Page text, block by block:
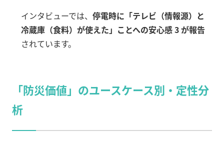
インタビューでは、 停電時に「テレビ（情報源）と
冷蔵庫（食料）が使えた」ことへの安心感 3 が報告
されています。
「防災価値」のユースケース別・定性分
析